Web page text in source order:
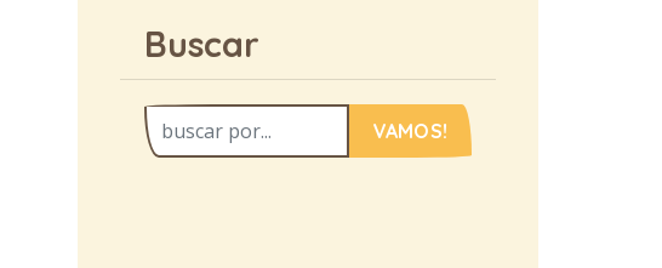
Buscar
VAMOS!